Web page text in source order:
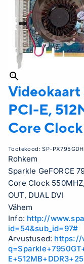
Videokaart
PCI-E,
Core
Tootekood:SP-PX795GDH
Rohkem
Sparkle GeFORCE
Core Clock
OUT, DUAL DVI
Vähem
Info: http://
id=54&sub_id=97#
Arvustused: https://